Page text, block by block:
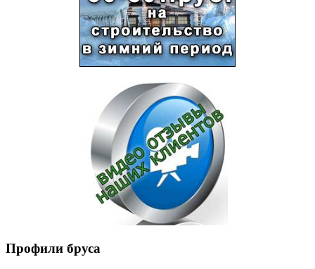
Профили бруса